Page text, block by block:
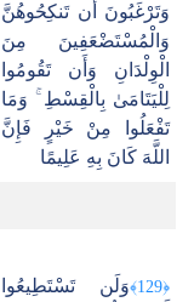
وَتَرْغَبُونَ أَن تَنكِحُوهُنَّ
وَالْمُسْتَضْعَفِينَ مِنَ
الْوِلْدَانِ وَأَن تَقُومُوا
لِلْيَتَامَىٰ بِالْقِسْطِ ۚ وَمَا
تَفْعَلُوا مِنْ خَيْرٍ فَإِنَّ
اللَّهَ كَانَ بِهِ عَلِيمًا
﴿129﴾
وَلَن تَسْتَطِيعُوا